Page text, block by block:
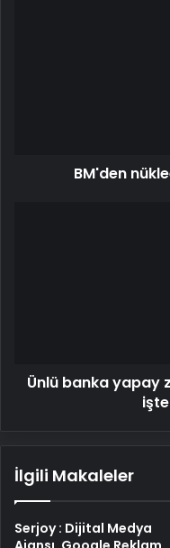
BM'den
Ünlü banka yapay
İlgili Makaleler
Serjoy : Dijital Medya